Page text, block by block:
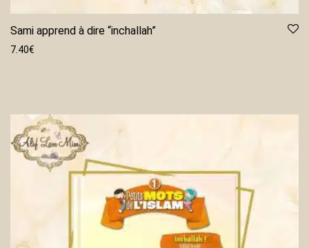
Sami apprend à dire “inchallah”
7.40€